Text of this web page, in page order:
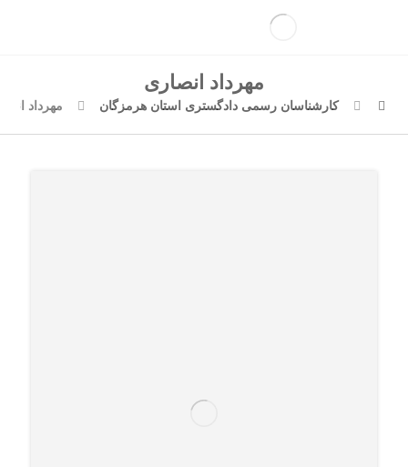
مهرداد انصاری
کارشناسان رسمی دادگستری استان هرمزگان مهرداد